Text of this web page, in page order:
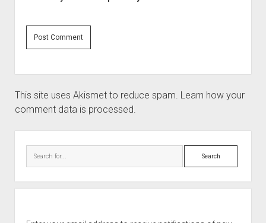
This site uses Akismet to reduce spam. Learn how your
comment data is processed.
Search